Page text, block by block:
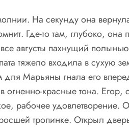
На секунду она
Где-то там, глубоко,
августы пахнущий
тяжело входила в
Марьяны гнала его
красные тона.
рабочее удовлетворение.
тропинке. Открыл